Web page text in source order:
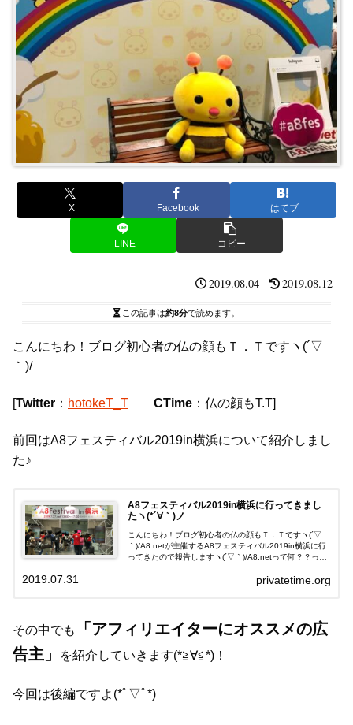
X Facebook はてブ
LINE コピー
2019.08.04 2019.08.12
この記事は約8分で読めます。
こんにちわ！ブログ初心者の仏の顔もＴ．Ｔですヽ(´▽
｀)/
[Twitter ： hotokeT_T CTime ：仏の顔もT.T]
前回はA8フェスティバル2019in横浜について紹介しまし
た♪
A8フェスティバル2019in横浜に行ってきまし
たヽ(*´∀｀)ノ
こんにちわ！ブログ初心者の仏の顔もＴ．Ｔですヽ(´▽
｀)/A8.netが主催するA8フェスティバル2019in横浜に行
ってきたので報告しますヽ(´▽｀)/A8.netって何？？って
privatetime.org
2019.07.31
その中でも
「アフィリエイターにオススメの広
告主」
を紹介していきます(*≧∀≦*)！
今回は後編ですよ(*ﾟ▽ﾟ*)